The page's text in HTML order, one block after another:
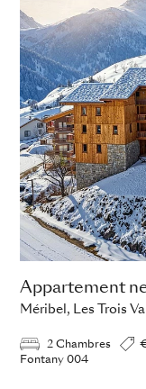
Appartement
Méribel, Les Trois
2 Chambres
Fontany 004